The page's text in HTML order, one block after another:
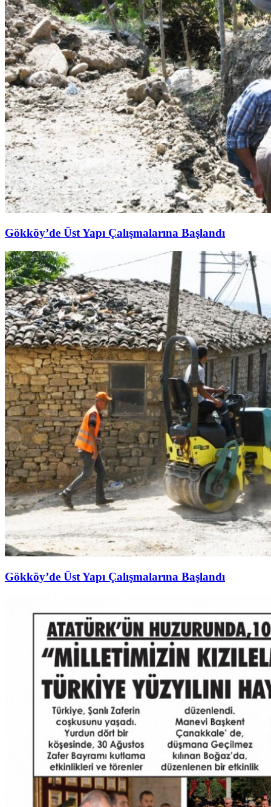
Gökköy’de Üst Yapı Çalışmalarına Başlandı
Gökköy’de Üst Yapı Çalışmalarına Başlandı